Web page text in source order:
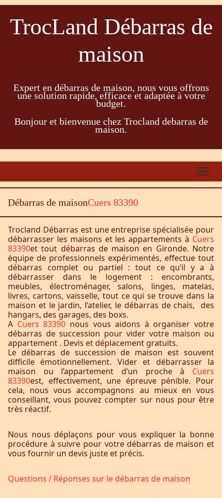
TrocLand Débarras de
maison
Expert en débarras de maison, nous vous offrons
une solution rapide, efficace et adaptée à votre
budget.
Bonjour et bienvenue chez Trocland debarras de
maison.
Débarras de maisonCuers 83390
Trocland Débarras est une entreprise spécialisée pour
débarrasser les maisons et les appartements à Cuers
83390et tout débarras de maison en Gironde. Notre
équipe de professionnels expérimentés, effectue tout
débarras complet ou partiel : tout ce qu’il y a à
débarrasser dans le logement : encombrants,
meubles, électroménager, salons, linges, matelas,
livres, cartons, vaisselle, tout ce qui se trouve dans la
maison et le jardin, l’atelier, le débarras de chais, des
hangars, des garages, des boxs.
A Cuers 83390 nous vous aidons à organiser votre
débarras de succession pour vider votre maison ou
appartement . Devis et déplacement gratuits.
Le débarras de succession de maison est souvent
difficile émotionnellement. Vider et débarrasser la
maison ou l’appartement d’un proche à Cuers
83390est, effectivement, une épreuve pénible. Pour
cela, nous vous accompagnons au mieux en vous
conseillant, vous pouvez compter sur nous pour être
très réactif.
Nous nous déplaçons pour vous expliquer la bonne
procédure à suivre pour votre débarras de maison et
vous fournir un devis juste et précis.
Questions / Réponses sur le débarras de maison